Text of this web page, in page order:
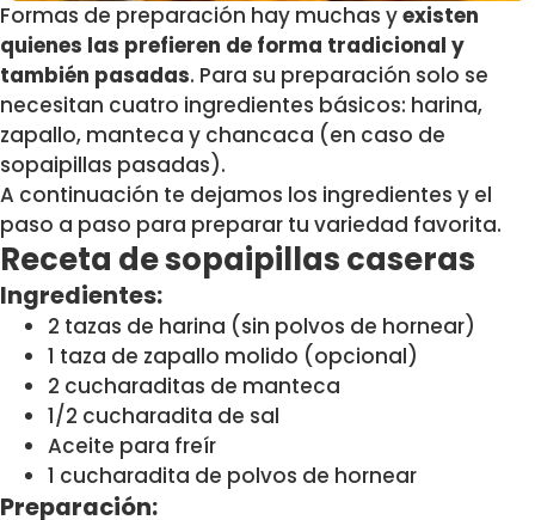
Formas de preparación hay muchas yexisten
quienes las prefieren de forma tradicional y
también pasadas. Para su preparación solo se
necesitan cuatro ingredientes básicos: harina,
zapallo, manteca y chancaca (en caso de
sopaipillas pasadas).
A continuación te dejamos los ingredientes y el
paso a paso para preparar tu variedad favorita.
Receta de sopaipillas caseras
Ingredientes:
2 tazas de harina (sin polvos de hornear)
1 taza de zapallo molido (opcional)
2 cucharaditas de manteca
1/2 cucharadita de sal
Aceite para freír
1 cucharadita de polvos de hornear
Preparación: